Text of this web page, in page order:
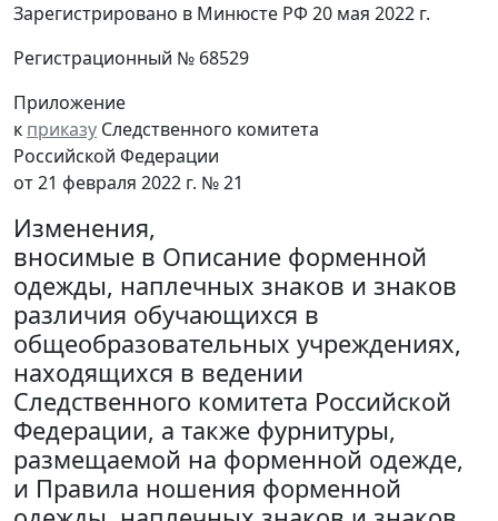
Зарегистрировано в Минюсте РФ 20 мая 2022 г.
Регистрационный № 68529
Приложение
к приказу Следственного комитета
Российской Федерации
от 21 февраля 2022 г. № 21
Изменения,
вносимые в Описание форменной
одежды, наплечных знаков и знаков
различия обучающихся в
общеобразовательных учреждениях,
находящихся в ведении
Следственного комитета Российской
Федерации, а также фурнитуры,
размещаемой на форменной одежде,
и Правила ношения форменной